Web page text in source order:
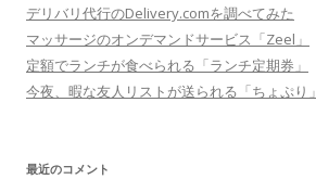
デリバリ代行のDelivery.comを調べてみた
マッサージのオンデマンドサービス「Zeel」
定額でランチが食べられる「ランチ定期券」
今夜、暇な友人リストが送られる「ちょぷり」
最近のコメント